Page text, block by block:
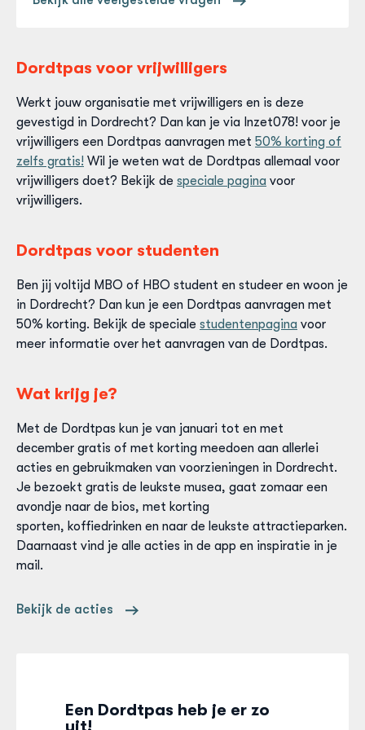
en jouw kinderen misschien in aanmerking voor een
pas met tegoed. Lees
alles over het
kindtegoed. Ben je mantelzorger? Dan kom je
misschien ook in aanmerking voor een pas met
tegoed. Meld je aan bijMEE-Mantelzorgen kijk of
je in aanmerking komt voor een gratis Mantelzorg-
pas met een tegoed.
website of bij
de Stadswinkel.
Dordtpas voor vrijwilligers
Werkt jouw organisatie met vrijwilligers en is deze
gevestigd in Dordrecht? Dan kan je via Inzet078! voor je
vrijwilligers een Dordtpas aanvragen met 50% korting of
zelfs gratis! Wil je weten wat de Dordtpas allemaal voor
vrijwilligers doet? Bekijk de speciale pagina voor
vrijwilligers.
Dordtpas voor studenten
Ben jij voltijd MBO of HBO student en studeer en woon je
in Dordrecht? Dan kun je een Dordtpas aanvragen met
50% korting. Bekijk de speciale studentenpagina voor
meer informatie over het aanvragen van de Dordtpas.
Wat krijg je?
Met de Dordtpas kun je van januari tot en met
december gratis of met korting meedoen aan allerlei
acties en gebruikmaken van voorzieningen in Dordrecht.
Je bezoekt gratis de leukste musea, gaat zomaar een
avondje naar de bios, met korting
sporten, koffiedrinken en naar de leukste attractieparken.
Daarnaast vind je alle acties in de app en inspiratie in je
mail.
Bekijk de acties
Een Dordtpas heb je er zo